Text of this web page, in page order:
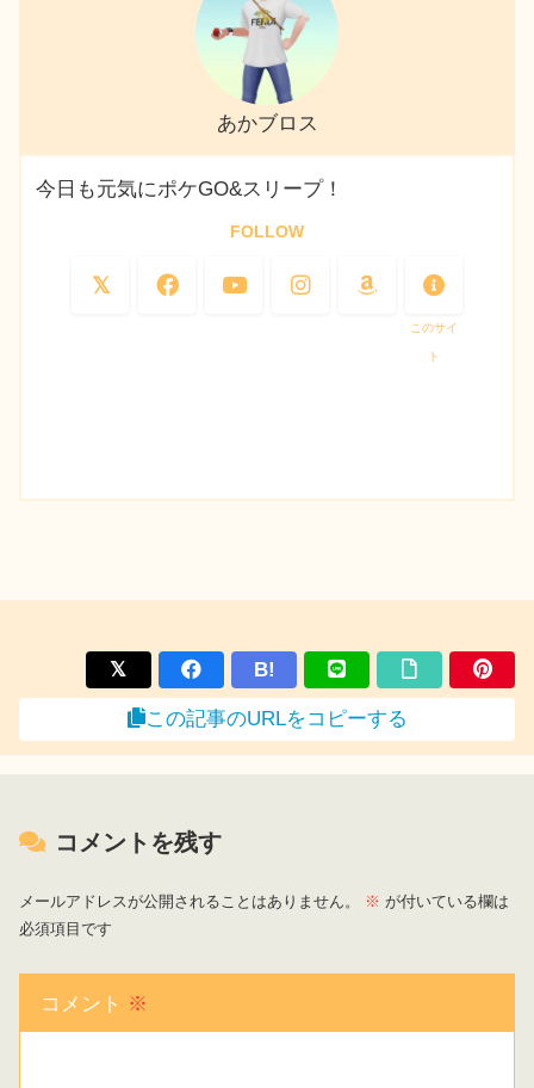
あかブロス
今日も元気にポケGO&スリープ！
FOLLOW
このサイ
ト
B!
この記事のURLをコピーする
コメントを残す
メールアドレスが公開されることはありません。 ※ が付いている欄は
必須項目です
コメント ※